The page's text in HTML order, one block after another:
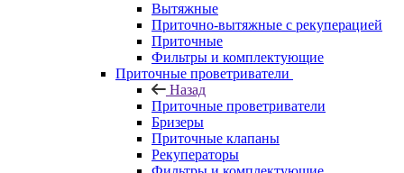
Вытяжные
Приточно-вытяжные с рекуперацией
Приточные
Фильтры и комплектующие
Приточные проветриватели
Назад
Приточные проветриватели
Бризеры
Приточные клапаны
Рекуператоры